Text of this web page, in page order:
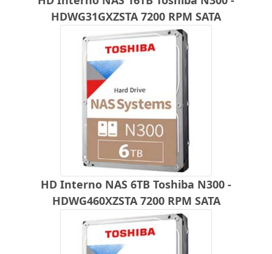
HDWG31GXZSTA 7200 RPM SATA
HD Interno NAS 6TB Toshiba N300 -
HDWG460XZSTA 7200 RPM SATA